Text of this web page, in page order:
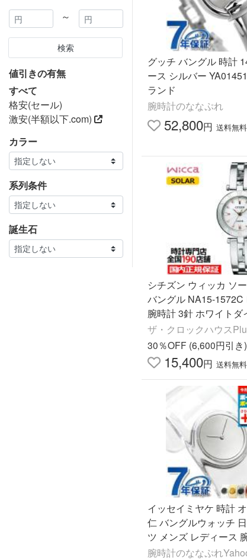
～
検索
値引きの有無
すべて
格安(セール)
激安(半額以下.com)
カラー
系列条件
誕生石
グッチ バングル 時計
ース シルバー
ランド
腕時計のななぷれ
52,800円 送料無料
シチズン ウィッカ ソ
バングル NA15-1572C
腕時計 3針 ホワイトダ
バー
ザ・クロックハウス
30％OFF (6,600円引き)
15,400円 送料無料
イッセイミヤケ 時計
仁 バングルウォッチ
ツ メンズ レディース
ンド SILAW001 選べる
腕時計のななぷれ